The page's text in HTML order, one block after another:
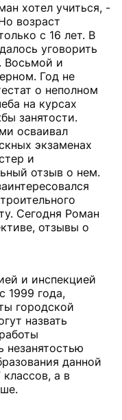
хотел учиться, -
возраст
с 16 лет. В
уговорить
Восьмой и
Год не
о неполном
на курсах
занятости.
осваивал
экзаменах
и
отзыв о нем.
Сегодня Роман
отзывы о
и инспекцией
1999 года,
городской
назвать
незанятостью
данной
а в